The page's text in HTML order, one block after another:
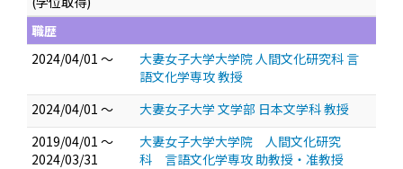
職歴
2024/04/01 ～
大妻女子大学大学院 人間文化研究科 言
語文化学専攻 教授
2024/04/01 ～
大妻女子大学 文学部 日本文学科 教授
2019/04/01 ～
2024/03/31
大妻女子大学大学院 人間文化研究
科 言語文化学専攻 助教授・准教授